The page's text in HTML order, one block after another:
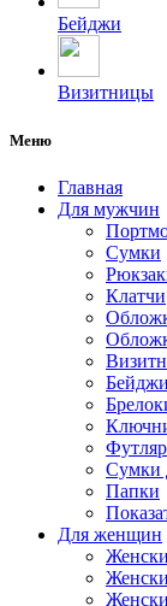
Бейджи
Визитницы
Меню
Главная
Для мужчин
Сумки
Клатчи
Бейджи
Сумки
Папки
Для женщин